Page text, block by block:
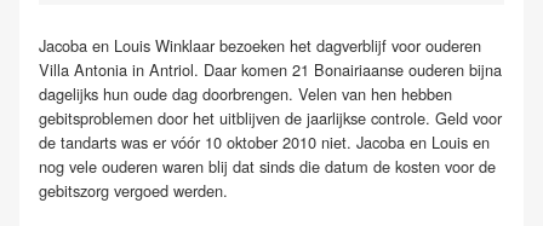
Jacoba en Louis Winklaar bezoeken het dagverblijf voor ouderen
Villa Antonia in Antriol. Daar komen 21 Bonairiaanse ouderen bijna
dagelijks hun oude dag doorbrengen. Velen van hen hebben
gebitsproblemen door het uitblijven de jaarlijkse controle. Geld voor
de tandarts was er vóór 10 oktober 2010 niet. Jacoba en Louis en
nog vele ouderen waren blij dat sinds die datum de kosten voor de
gebitszorg vergoed werden.